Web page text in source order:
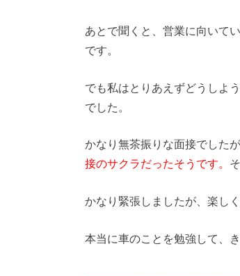
あとで聞くと、営業に向いて
です。
でも私はとりあえずどうしよ
でした。
かなり無茶振りな面接でした
接のサクラだったそうです。
かなり緊張しましたが、楽し
本当に車のことを勉強して、